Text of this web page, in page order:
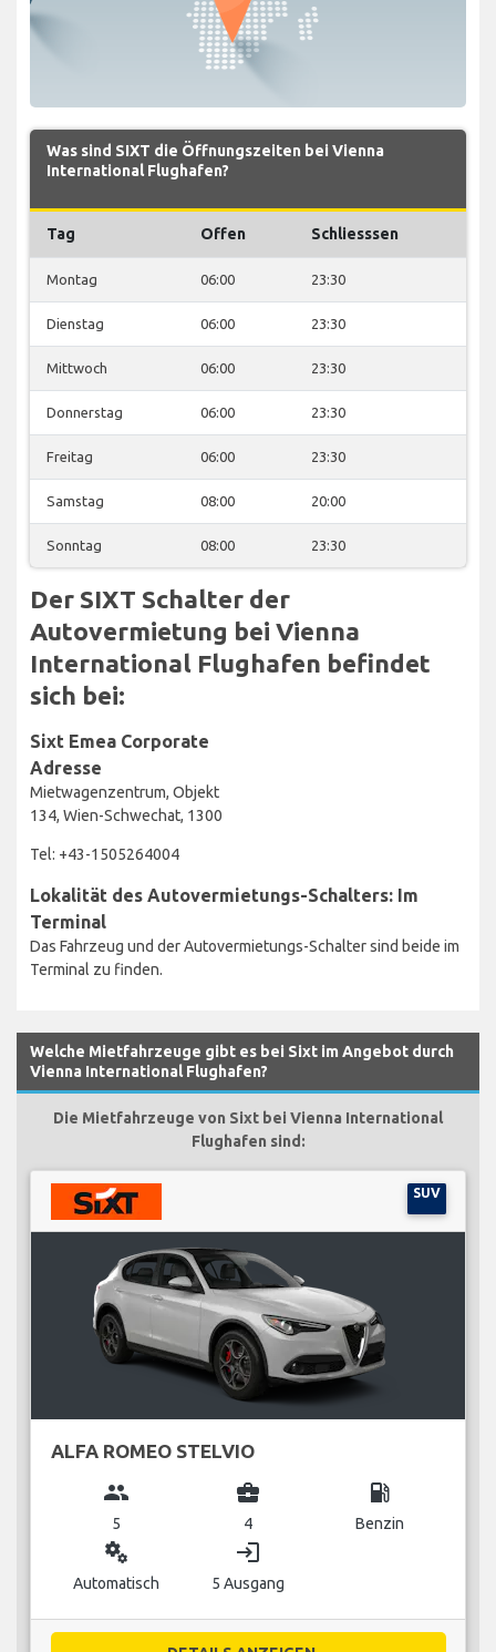
Was sind SIXT die Öffnungszeiten bei Vienna
International Flughafen?
Tag Offen Schliesssen
Montag 06:00 23:30
Dienstag 06:00 23:30
Mittwoch 06:00 23:30
Donnerstag 06:00 23:30
Freitag 06:00 23:30
Samstag 08:00 20:00
Sonntag 08:00 23:30
Der SIXT Schalter der
Autovermietung bei Vienna
International Flughafen befindet
sich bei:
Sixt Emea Corporate
Adresse
Mietwagenzentrum, Objekt
134, Wien-Schwechat, 1300
Tel: +43-1505264004
Lokalität des Autovermietungs-Schalters: Im
Terminal
Das Fahrzeug und der Autovermietungs-Schalter sind beide im
Terminal zu finden.
Welche Mietfahrzeuge gibt es bei Sixt im Angebot durch
Vienna International Flughafen?
Die Mietfahrzeuge von Sixt bei Vienna International
Flughafen sind:
SUV
ALFA ROMEO STELVIO
group
5
business_center
4
local_gas_station
Benzin
miscellaneous_services
Automatisch
login
5 Ausgang